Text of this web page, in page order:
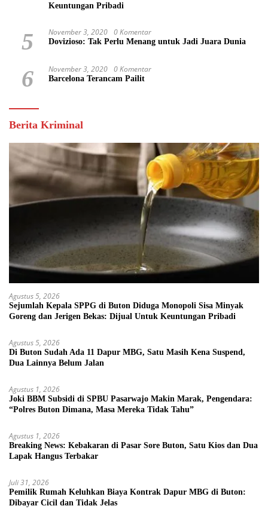
Keuntungan Pribadi
5 November 3, 2020 0 Komentar
Dovizioso: Tak Perlu Menang untuk Jadi Juara Dunia
6 November 3, 2020 0 Komentar
Barcelona Terancam Pailit
Berita Kriminal
Agustus 5, 2026
Sejumlah Kepala SPPG di Buton Diduga Monopoli Sisa Minyak
Goreng dan Jerigen Bekas: Dijual Untuk Keuntungan Pribadi
Agustus 5, 2026
Di Buton Sudah Ada 11 Dapur MBG, Satu Masih Kena Suspend,
Dua Lainnya Belum Jalan
Agustus 1, 2026
Joki BBM Subsidi di SPBU Pasarwajo Makin Marak, Pengendara:
“Polres Buton Dimana, Masa Mereka Tidak Tahu”
Agustus 1, 2026
Breaking News: Kebakaran di Pasar Sore Buton, Satu Kios dan Dua
Lapak Hangus Terbakar
Juli 31, 2026
Pemilik Rumah Keluhkan Biaya Kontrak Dapur MBG di Buton:
Dibayar Cicil dan Tidak Jelas